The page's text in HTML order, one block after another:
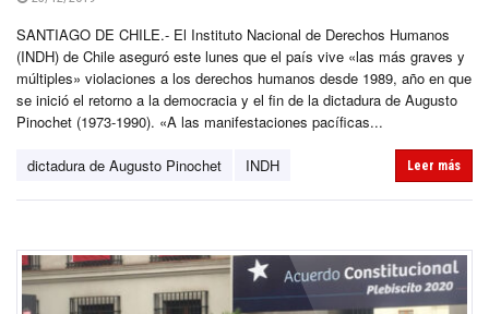
SANTIAGO DE CHILE.- El Instituto Nacional de Derechos Humanos
(INDH) de Chile aseguró este lunes que el país vive «las más graves y
múltiples» violaciones a los derechos humanos desde 1989, año en que
se inició el retorno a la democracia y el fin de la dictadura de Augusto
Pinochet (1973-1990). «A las manifestaciones pacíficas...
dictadura de Augusto Pinochet INDH Leer más